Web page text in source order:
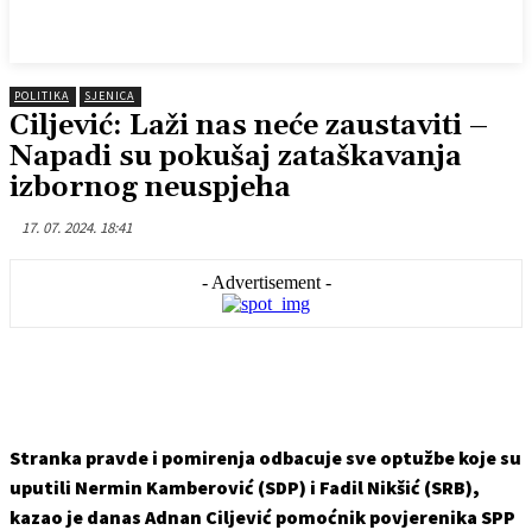
POLITIKA SJENICA
Ciljević: Laži nas neće zaustaviti –
Napadi su pokušaj zataškavanja
izbornog neuspjeha
17. 07. 2024. 18:41
- Advertisement -
Stranka pravde i pomirenja odbacuje sve optužbe koje su
uputili Nermin Kamberović (SDP) i Fadil Nikšić (SRB),
kazao je danas Adnan Ciljević pomoćnik povjerenika SPP